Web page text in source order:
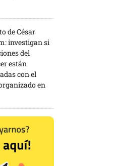
de César
investigan si
del
están
con el
en